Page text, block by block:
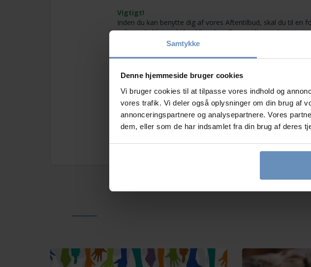
Samtykke
Denne hjemmeside bruger cookies
Vi bruger cookies til at tilpasse vores indhold og
vores trafik. Vi deler også oplysninger om din brug af
annonceringspartnere og analysepartnere. Vores
dem, eller som de har indsamlet fra din brug af deres
Vigtigt!
Inden du kan benytte dig af vores Aftentilbud, skal du til en
oplyser du blot ved tilmelding, herefter modtager du en
Aftentilbuder et sted, hvor du i et trygt miljø kan øve dig
det, som du har det. Aftentilbud er et åbent og
det omfang, du kan og har lyst til. Det er med andre ord et
OBS. Dette tilbud foregår på FREDERIKSBERG